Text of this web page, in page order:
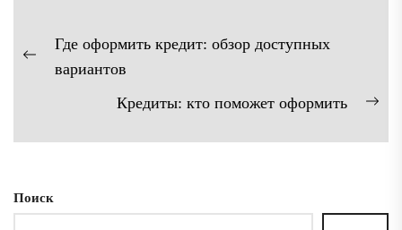
Навигация
поПредыдущая
Где оформить кредит: обзор доступных
вариантов
Кредиты: кто поможет оформить
Поиск